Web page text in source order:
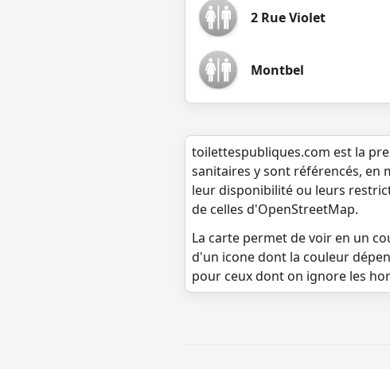
2 Rue Violet
Montbel
toilettespubliques.com est la
sanitaires y sont référencés, en
leur disponibilité ou leurs
de celles d'OpenStreetMap.
La carte permet de voir en un
d'un icone dont la couleur
pour ceux dont on ignore les